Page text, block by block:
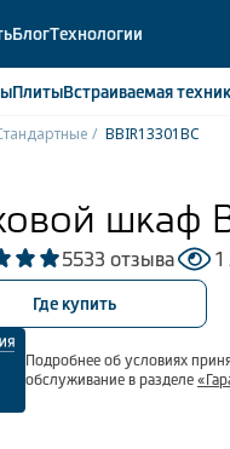
БлогТехнологии
ПлитыВстраиваемая
BBIR13301BC
шкаф
5533 отзыва 1
Где купить
Подробнее об условиях
обслуживание в разделе